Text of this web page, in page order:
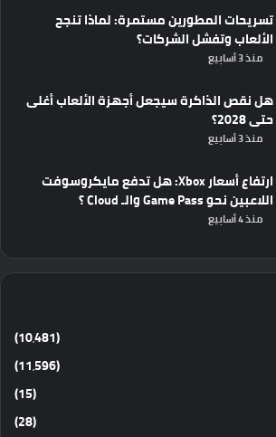
تسريحات المطورين مستمرة: لماذا تنجح
الألعاب وتفشل الشركات؟
منذ 3 أسابيع
هل نقص الذاكرة سيجعل أجهزة الألعاب أغلى
حتى 2028؟
منذ 3 أسابيع
ارتفاع أسعار Xbox: هل تدفع مايكروسوفت
اللاعبين نحو Game Pass والـ Cloud ؟
منذ 4 أسابيع
(10٬481)
(11٬596)
(15)
(28)